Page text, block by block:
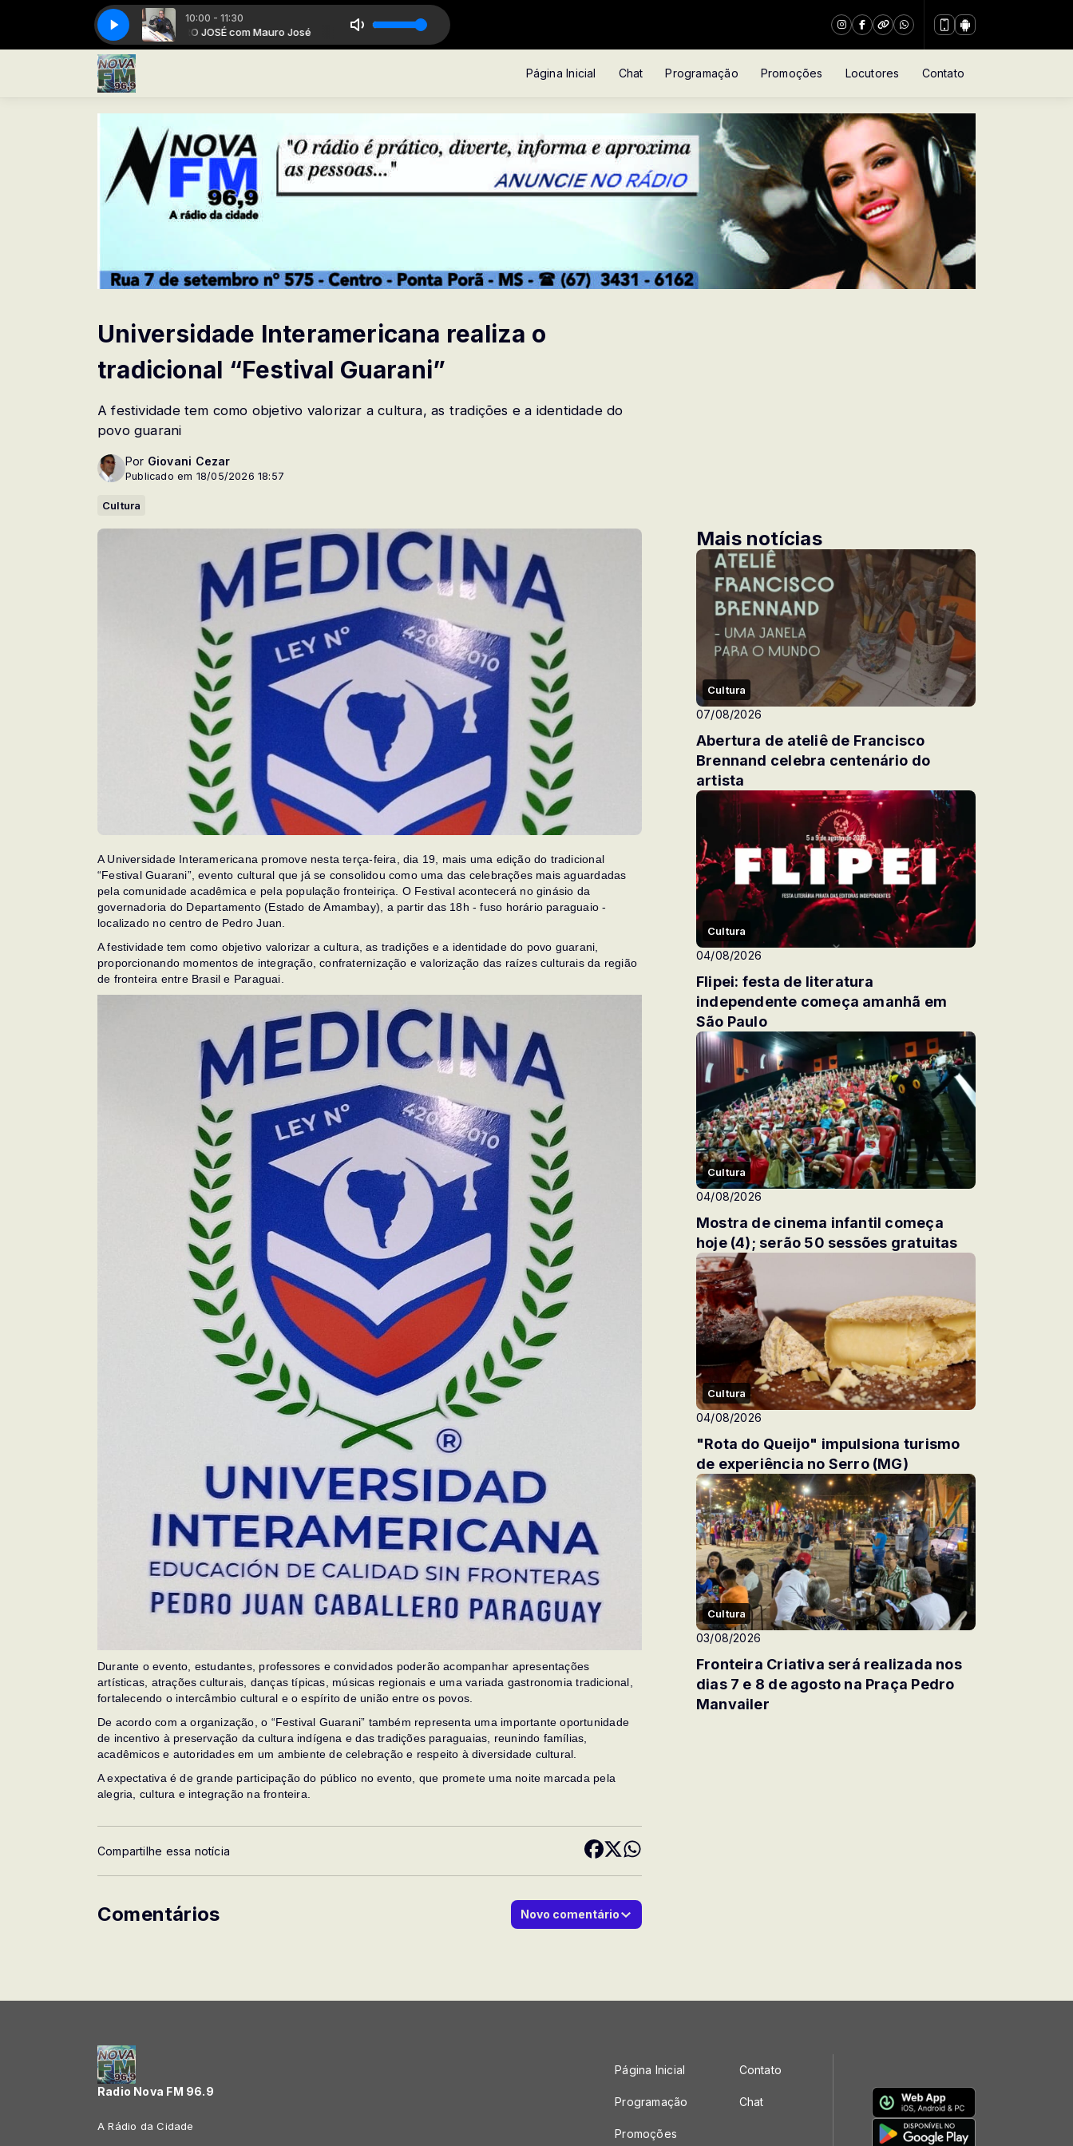
10:00 - 11:30
MAURO JOSÉ com Mauro José MAURO JOSÉ com Mauro José
Página Inicial Chat Programação Promoções Locutores Contato
Universidade Interamericana realiza o
tradicional “Festival Guarani”
A festividade tem como objetivo valorizar a cultura, as tradições e a identidade do
povo guarani
Por Giovani Cezar
Publicado em 18/05/2026 18:57
Cultura
A Universidade Interamericana promove nesta terça-feira, dia 19, mais uma edição do tradicional
“Festival Guarani”, evento cultural que já se consolidou como uma das celebrações mais aguardadas
pela comunidade acadêmica e pela população fronteiriça. O Festival acontecerá no ginásio da
governadoria do Departamento (Estado de Amambay), a partir das 18h - fuso horário paraguaio -
localizado no centro de Pedro Juan.
A festividade tem como objetivo valorizar a cultura, as tradições e a identidade do povo guarani,
proporcionando momentos de integração, confraternização e valorização das raízes culturais da região
de fronteira entre Brasil e Paraguai.
Durante o evento, estudantes, professores e convidados poderão acompanhar apresentações
artísticas, atrações culturais, danças típicas, músicas regionais e uma variada gastronomia tradicional,
fortalecendo o intercâmbio cultural e o espírito de união entre os povos.
De acordo com a organização, o “Festival Guarani” também representa uma importante oportunidade
de incentivo à preservação da cultura indígena e das tradições paraguaias, reunindo famílias,
acadêmicos e autoridades em um ambiente de celebração e respeito à diversidade cultural.
A expectativa é de grande participação do público no evento, que promete uma noite marcada pela
alegria, cultura e integração na fronteira.
Compartilhe essa notícia
Comentários Novo comentário
Mais notícias
Cultura
07/08/2026
Abertura de ateliê de Francisco
Brennand celebra centenário do
artista
Cultura
04/08/2026
Flipei: festa de literatura
independente começa amanhã em
São Paulo
Cultura
04/08/2026
Mostra de cinema infantil começa
hoje (4); serão 50 sessões gratuitas
Cultura
04/08/2026
"Rota do Queijo" impulsiona turismo
de experiência no Serro (MG)
Cultura
03/08/2026
Fronteira Criativa será realizada nos
dias 7 e 8 de agosto na Praça Pedro
Manvailer
Radio Nova FM 96.9
A Rádio da Cidade
Página Inicial
Programação
Promoções
Contato
Chat